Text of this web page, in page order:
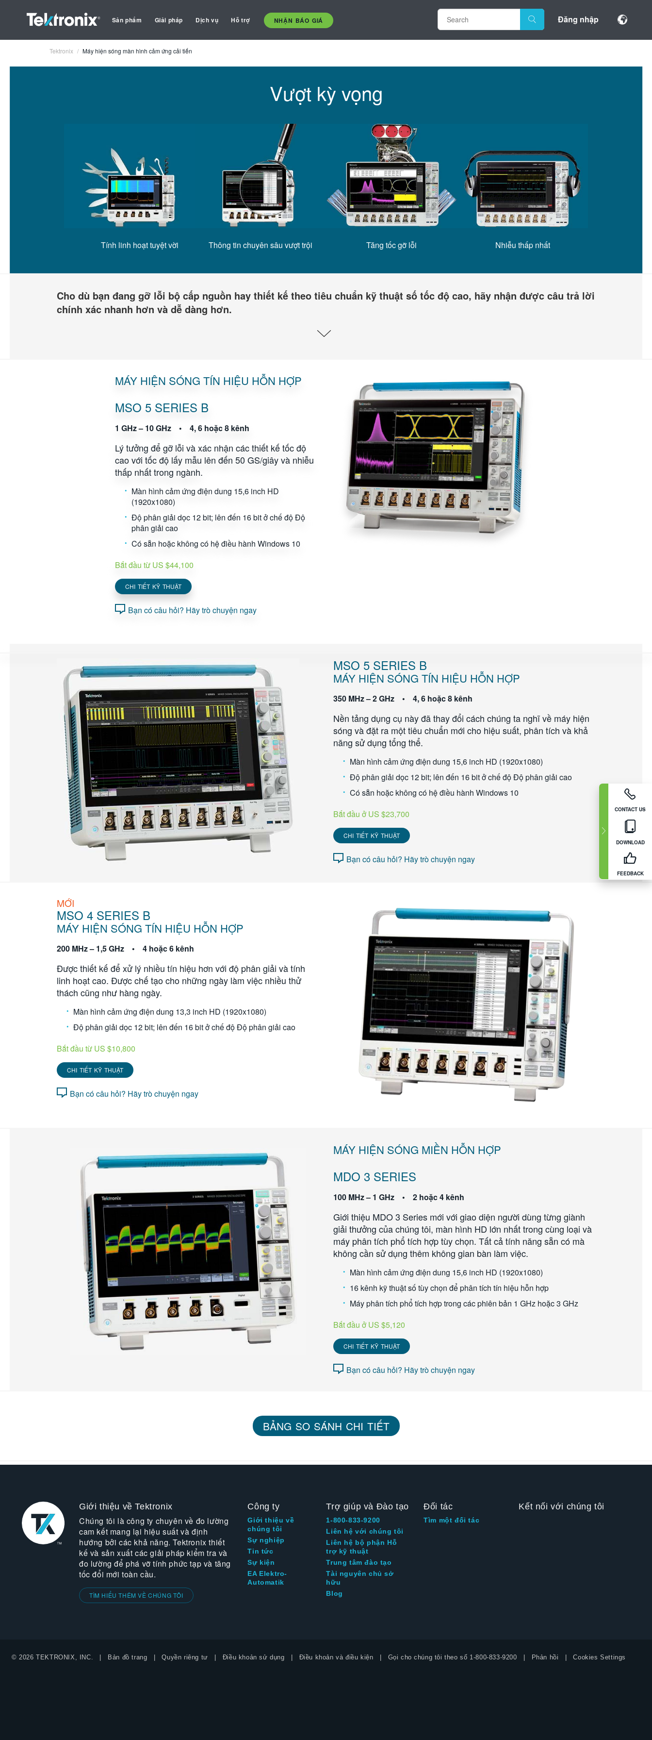
Sản phẩm Giải pháp Dịch vụ Hỗ trợ NHẬN BÁO GIÁ Đăng nhập
CONTACT US
DOWNLOAD
FEEDBACK
Tektronix Máy hiện sóng màn hình cảm ứng cải tiến
Vượt kỳ vọng
Tính linh hoạt tuyệt vời Thông tin chuyên sâu vượt trội Tăng tốc gỡ lỗi Nhiễu thấp nhất
Cho dù bạn đang gỡ lỗi bộ cấp nguồn hay thiết kế theo tiêu chuẩn kỹ thuật số tốc độ cao, hãy nhận được câu trả lời
chính xác nhanh hơn và dễ dàng hơn.
MÁY HIỆN SÓNG TÍN HIỆU HỖN HỢP
MSO 5 SERIES B
1 GHz – 10 GHz • 4, 6 hoặc 8 kênh
Lý tưởng để gỡ lỗi và xác nhận các thiết kế tốc độ
cao với tốc độ lấy mẫu lên đến 50 GS/giây và nhiễu
thấp nhất trong ngành.
Màn hình cảm ứng điện dung 15,6 inch HD
(1920x1080)
Độ phân giải dọc 12 bit; lên đến 16 bit ở chế độ Độ
phân giải cao
Có sẵn hoặc không có hệ điều hành Windows 10
Bắt đầu từ US $44,100
CHI TIẾT KỸ THUẬT
Bạn có câu hỏi? Hãy trò chuyện ngay
MSO 5 SERIES B
MÁY HIỆN SÓNG TÍN HIỆU HỖN HỢP
350 MHz – 2 GHz • 4, 6 hoặc 8 kênh
Nền tảng dụng cụ này đã thay đổi cách chúng ta nghĩ về máy hiện
sóng và đặt ra một tiêu chuẩn mới cho hiệu suất, phân tích và khả
năng sử dụng tổng thể.
Màn hình cảm ứng điện dung 15,6 inch HD (1920x1080)
Độ phân giải dọc 12 bit; lên đến 16 bit ở chế độ Độ phân giải cao
Có sẵn hoặc không có hệ điều hành Windows 10
Bắt đầu ở US $23,700
CHI TIẾT KỸ THUẬT
Bạn có câu hỏi? Hãy trò chuyện ngay
MỚI
MSO 4 SERIES B
MÁY HIỆN SÓNG TÍN HIỆU HỖN HỢP
200 MHz – 1,5 GHz • 4 hoặc 6 kênh
Được thiết kế để xử lý nhiều tín hiệu hơn với độ phân giải và tính
linh hoạt cao. Được chế tạo cho những ngày làm việc nhiều thử
thách cũng như hàng ngày.
Màn hình cảm ứng điện dung 13,3 inch HD (1920x1080)
Độ phân giải dọc 12 bit; lên đến 16 bit ở chế độ Độ phân giải cao
Bắt đầu từ US $10,800
CHI TIẾT KỸ THUẬT
Bạn có câu hỏi? Hãy trò chuyện ngay
MÁY HIỆN SÓNG MIỀN HỖN HỢP
MDO 3 SERIES
100 MHz – 1 GHz • 2 hoặc 4 kênh
Giới thiệu MDO 3 Series mới với giao diện người dùng từng giành
giải thưởng của chúng tôi, màn hình HD lớn nhất trong cùng loại và
máy phân tích phổ tích hợp tùy chọn. Tất cả tính năng sẵn có mà
không cần sử dụng thêm không gian bàn làm việc.
Màn hình cảm ứng điện dung 15,6 inch HD (1920x1080)
16 kênh kỹ thuật số tùy chọn để phân tích tín hiệu hỗn hợp
Máy phân tích phổ tích hợp trong các phiên bản 1 GHz hoặc 3 GHz
Bắt đầu ở US $5,120
CHI TIẾT KỸ THUẬT
Bạn có câu hỏi? Hãy trò chuyện ngay
BẢNG SO SÁNH CHI TIẾT
Giới thiệu về Tektronix
Chúng tôi là công ty chuyên về đo lường
cam kết mang lại hiệu suất và định
hướng bởi các khả năng. Tektronix thiết
kế và sản xuất các giải pháp kiểm tra và
đo lường để phá vỡ tính phức tạp và tăng
tốc đổi mới toàn cầu.
TÌM HIỂU THÊM VỀ CHÚNG TÔI
Công ty
Giới thiệu về
chúng tôi
Sự nghiệp
Tin tức
Sự kiện
EA Elektro-
Automatik
Trợ giúp và Đào tạo
1-800-833-9200
Liên hệ với chúng tôi
Liên hệ bộ phận Hỗ
trợ kỹ thuật
Trung tâm đào tạo
Tài nguyên chủ sở
hữu
Blog
Đối tác
Tìm một đối tác
Kết nối với chúng tôi
© 2026 TEKTRONIX, INC. Bản đồ trang Quyền riêng tư Điều khoản sử dụng Điều khoản và điều kiện Gọi cho chúng tôi theo số 1-800-833-9200 Phản hồi Cookies Settings